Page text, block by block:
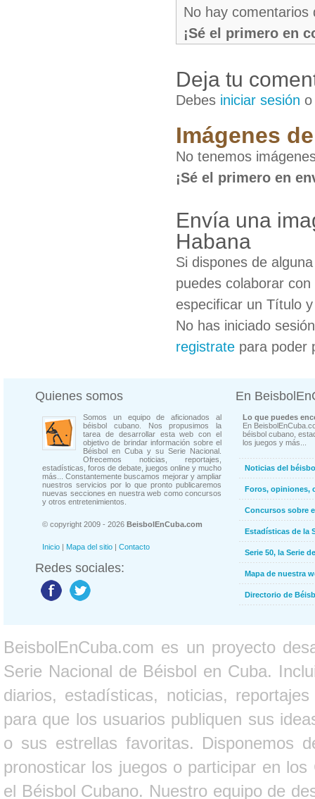
No hay comentarios
¡Sé el primero en
Deja tu
Debes iniciar sesión
Imágenes
No tenemos
¡Sé el primero en
Envía una
Habana
Si dispones de
puedes colaborar
especificar un Título
No has iniciado
registrate para poder
Quienes somos
Somos un equipo de aficionados al
béisbol cubano. Nos propusimos la
tarea de desarrollar esta web con el
objetivo de brindar información sobre el
Béisbol en Cuba y su Serie Nacional.
Ofrecemos noticias, reportajes,
estadísticas, foros de debate, juegos online y mucho
más... Constantemente buscamos mejorar y ampliar
nuestros servicios por lo que pronto publicaremos
nuevas secciones en nuestra web como concursos
y otros entretenimientos.
© copyright 2009 - 2026 BeisbolEnCuba.com
Inicio | Mapa del sitio | Contacto
Redes sociales:
En
Lo que puedes
En
béisbol cubano,
los juegos y más...
Noticias del
Foros, opiniones,
Concursos sobre
Estadísticas de la
Serie 50, la Serie
Mapa de nuestra
Directorio de
BeisbolEnCuba.com es un proyecto
Serie Nacional de Béisbol en Cuba.
diarios, estadísticas, noticias,
para que los usuarios publiquen sus
o sus estrellas favoritas. Disponemos
pronosticar los juegos o participar en
el Béisbol Cubano. Nuestro equipo de